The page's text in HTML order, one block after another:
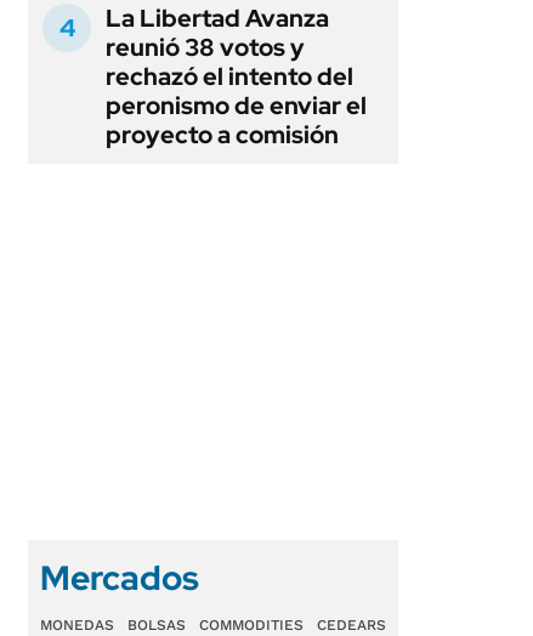
La Libertad Avanza
reunió 38 votos y
rechazó el intento del
peronismo de enviar el
proyecto a comisión
Mercados
MONEDAS BOLSAS COMMODITIES CEDEARS